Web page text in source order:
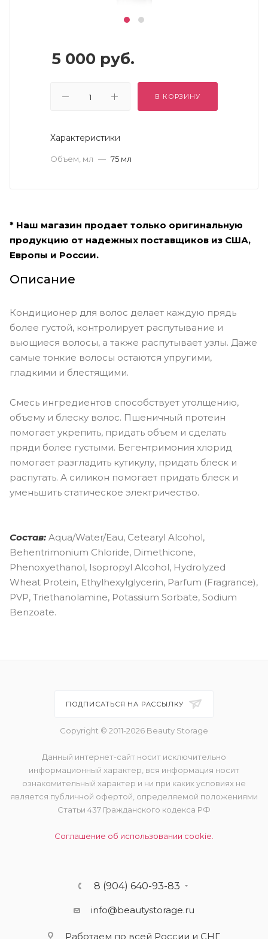
5 000 руб.
В КОРЗИНУ
Характеристики
Объем, мл — 75 мл
* Наш магазин продает только оригинальную
продукцию от надежных поставщиков из США,
Европы и России.
Описание
Кондиционер для волос делает каждую прядь
более густой, контролирует распутывание и
вьющиеся волосы, а также распутывает узлы. Даже
самые тонкие волосы остаются упругими,
гладкими и блестящими.
Смесь ингредиентов способствует утолщению,
объему и блеску волос. Пшеничный протеин
помогает укрепить, придать объем и сделать
пряди более густыми. Бегентримония хлорид
помогает разгладить кутикулу, придать блеск и
распутать. А силикон помогает придать блеск и
уменьшить статическое электричество.
Состав: Aqua/Water/Eau, Cetearyl Alcohol,
Behentrimonium Chloride, Dimethicone,
Phenoxyethanol, Isopropyl Alcohol, Hydrolyzed
Wheat Protein, Ethylhexylglycerin, Parfum (Fragrance),
PVP, Triethanolamine, Potassium Sorbate, Sodium
Benzoate.
ПОДПИСАТЬСЯ НА РАССЫЛКУ
Copyright © 2011-2026 Beauty Storage
Данный интернет-сайт носит исключительно
информационный характер, вся информация носит
ознакомительный характер и ни при каких условиях не
является публичной офертой, определяемой положениями
Статьи 437 Гражданского кодекса РФ
Соглашение об использовании cookie.
8 (904) 640-93-83
info@beautystorage.ru
Работаем по всей России и СНГ